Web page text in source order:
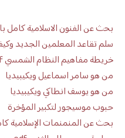
بحث عن الفنون الاسلامية كامل
سلم تقاعد المعلمين الجديد
خريطة مفاهيم النظام الشمسي pdf
من هو سامر اسماعيل ويكيبيديا
من هو يوسف انطاكي ويكيبيديا
حبوب موسيجور لتكبير المؤخرة
بحث عن المنمنمات الإسلامية